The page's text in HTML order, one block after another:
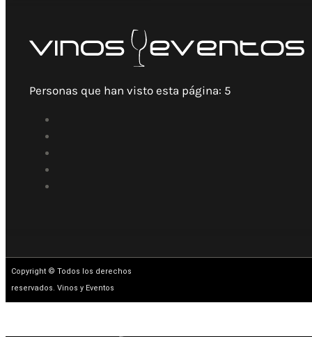
Personas que han visto esta página: 5
Copyright © Todos los derechos
reservados. Vinos y Eventos